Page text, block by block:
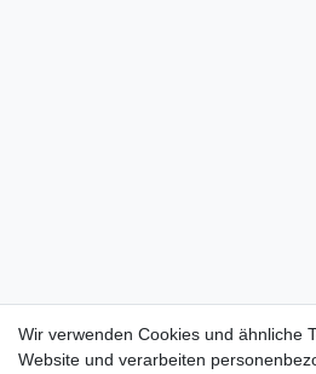
Wir verwenden Cookies und ähnliche
Website und verarbeiten